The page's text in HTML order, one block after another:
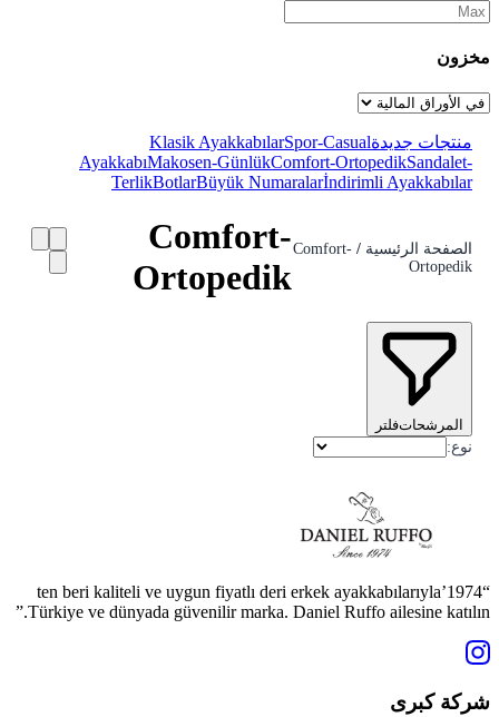
مخزون
منتجات جديدة Klasik AyakkabılarSpor-Casual
AyakkabıMakosen-GünlükComfort-OrtopedikSandalet-
TerlikBotlarBüyük Numaralarİndirimli Ayakkabılar
الصفحة الرئيسية /
Comfort-
Ortopedik
Comfort-
Ortopedik
المرشحاتفلتر
نوع:
“1974’ten beri kaliteli ve uygun fiyatlı deri erkek ayakkabılarıyla
Türkiye ve dünyada güvenilir marka. Daniel Ruffo ailesine katılın.”
شركة كبرى